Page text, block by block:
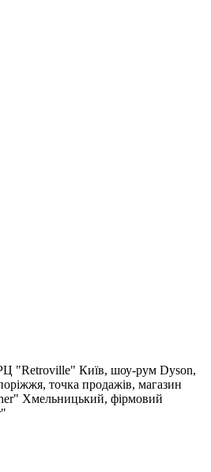
"Retroville" Київ, шоу-рум Dyson,
точка продажів, магазин
Хмельницький, фірмовий